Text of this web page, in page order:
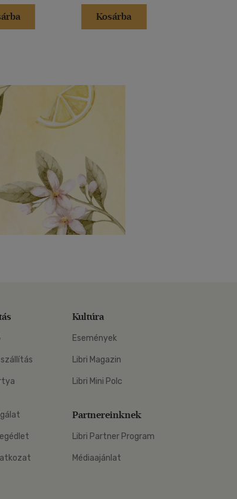
Kosárba
Kultúra
Események
Libri Magazin
Libri Mini Polc
Partnereinknek
Libri Partner Program
Médiaajánlat